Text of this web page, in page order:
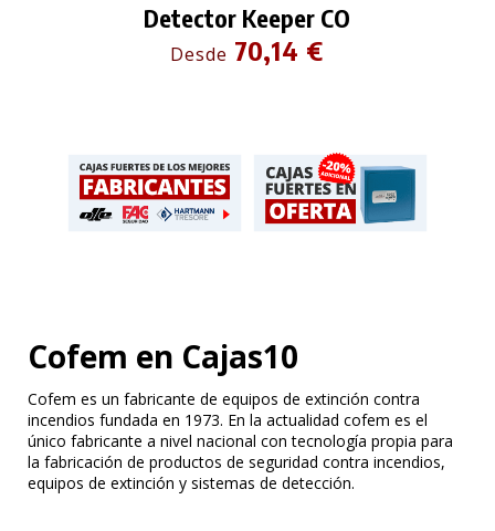
Detector Keeper CO
Desde 70,14 €
Cofem en Cajas10
Cofem es un fabricante de equipos de extinción contra
incendios fundada en 1973. En la actualidad cofem es el
único fabricante a nivel nacional con tecnología propia para
la fabricación de productos de seguridad contra incendios,
equipos de extinción y sistemas de detección.